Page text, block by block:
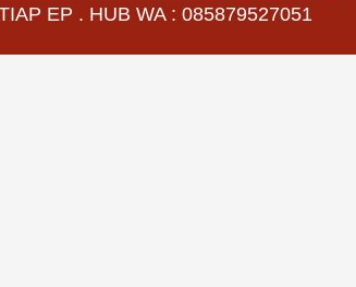
EP . HUB WA : 085879527051